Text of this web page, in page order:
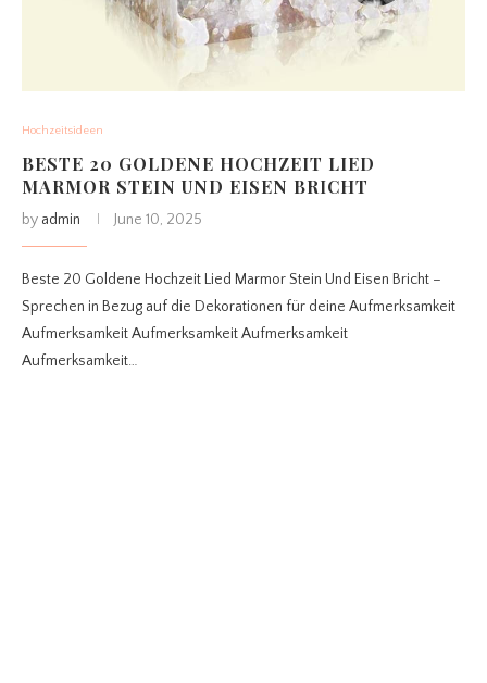
Hochzeitsideen
BESTE 20 GOLDENE HOCHZEIT LIED
MARMOR STEIN UND EISEN BRICHT
by admin June 10, 2025
Beste 20 Goldene Hochzeit Lied Marmor Stein Und Eisen Bricht –
Sprechen in Bezug auf die Dekorationen für deine Aufmerksamkeit
Aufmerksamkeit Aufmerksamkeit Aufmerksamkeit
Aufmerksamkeit…